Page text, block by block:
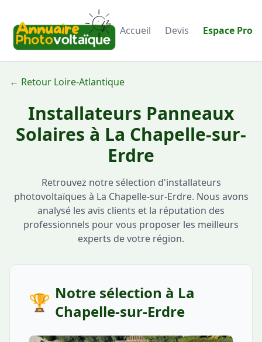
Accueil Devis Espace Pro
← Retour Loire-Atlantique
Installateurs Panneaux
Solaires à La Chapelle-sur-
Erdre
Retrouvez notre sélection d'installateurs
photovoltaïques à La Chapelle-sur-Erdre. Nous avons
analysé les avis clients et la réputation des
professionnels pour vous proposer les meilleurs
experts de votre région.
🏆 Notre sélection à La
Chapelle-sur-Erdre